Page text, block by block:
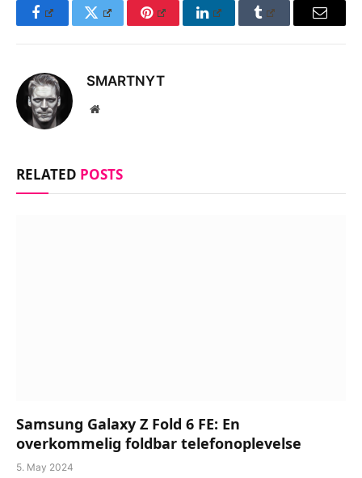
FacebookTwitter Pinterest LinkedInTumblr Email
SMARTNYT
Website
RELATED POSTS
Samsung Galaxy Z Fold 6 FE: En
overkommelig foldbar telefonoplevelse
5. May 2024